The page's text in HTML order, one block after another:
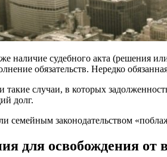
наличие судебного акта (решения
обязательств. Нередко
такие случаи, в которых
долг.
семейным законодательством
для освобождения от